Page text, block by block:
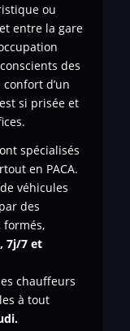
ou
entre la gare
des
d’un
si prisée et
spécialisés
en PACA.
véhicules
des
formés,
7j/7 et
chauffeurs
à tout